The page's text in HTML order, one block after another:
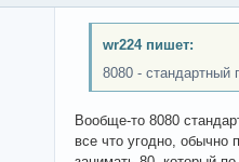
wr224 пишет:
8080 - стандартный
Вообще-то 8080
все что угодно, обычно